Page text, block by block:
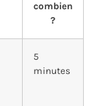
combien
?
5
minutes